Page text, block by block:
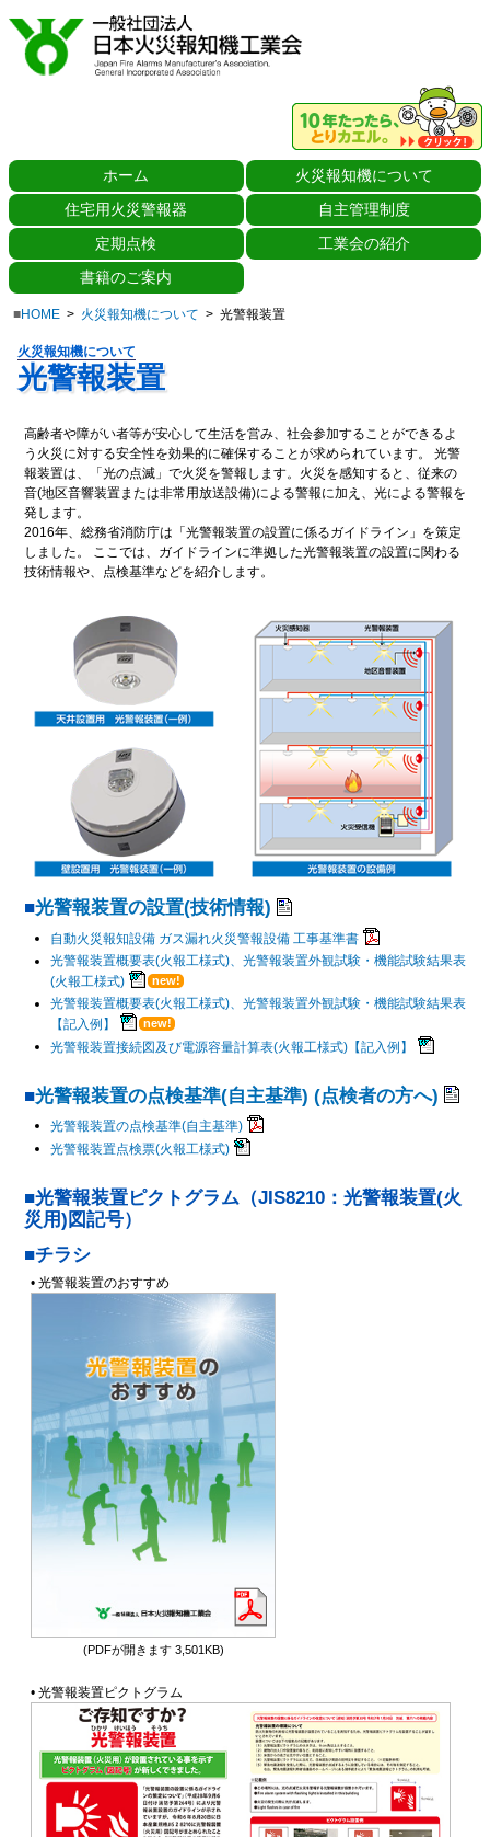
ホーム 火災報知機について
住宅用火災警報器
自主管理制度
定期点検
工業会の紹介
書籍のご案内
HOME 火災報知機について 光警報装置
火災報知機について
光警報装置
高齢者や障がい者等が安心して生活を営み、社会参加することができるよ
う火災に対する安全性を効果的に確保することが求められています。 光警
報装置は、「光の点滅」で火災を警報します。火災を感知すると、従来の
音(地区音響装置または非常用放送設備)による警報に加え、光による警報を
発します。
2016年、総務省消防庁は「光警報装置の設置に係るガイドライン」を策定
しました。 ここでは、ガイドラインに準拠した光警報装置の設置に関わる
技術情報や、点検基準などを紹介します。
光警報装置の設置(技術情報)
自動火災報知設備 ガス漏れ火災警報設備 工事基準書
光警報装置概要表(火報工様式)、光警報装置外観試験・機能試験結果表
(火報工様式)
光警報装置概要表(火報工様式)、光警報装置外観試験・機能試験結果表
【記入例】
光警報装置接続図及び電源容量計算表(火報工様式)【記入例】
光警報装置の点検基準(自主基準) (点検者の方へ)
光警報装置の点検基準(自主基準)
光警報装置点検票(火報工様式)
光警報装置ピクトグラム（JIS8210：光警報装置(火
災用)図記号）
チラシ
• 光警報装置のおすすめ
(PDFが開きます 3,501KB)
• 光警報装置ピクトグラム